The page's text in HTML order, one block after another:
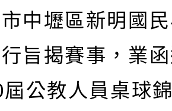
中壢區新明國
旨揭賽事，業
公教人員桌球